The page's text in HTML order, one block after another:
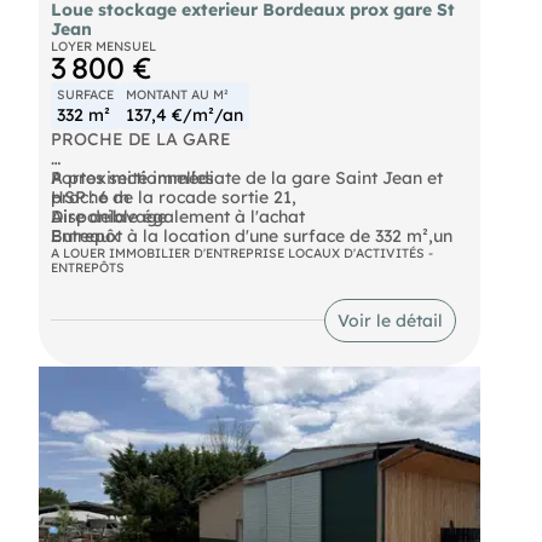
Conditions financièresLoyer mensuel : 600 € HT /
mois.
Taxe Foncière : Refacturée au locataire. Avantage
fiscal : Exonération de taxe foncière durant les 2
premières années.
Contact & Visites 
- Loyer annuel : 7200 € HT
- Honoraires : 30% HT à la charge du preneur (soit
2 160,00 € HT)
Loue stockage exterieur Bordeaux prox gare St
Jean
LOYER MENSUEL
3 800 €
SURFACE
332 m²
MONTANT AU M²
137,4 €/m²/an
PROCHE DE LA GARE
A proximité immédiate de la gare Saint Jean et
proche de la rocade sortie 21,
Entrepôt à la location d'une surface de 332 m²,un
stockage extérieur de 430 m² environ
Portes sectionnelles
HSP : 6 m
Aire delavage
Bureaux
Locaux sociaux
Stockage extérieur
Disponible également à l'achat
Disponibilité : Immédiate
Contactez-nous pour plus d'informations !
est exposé sont disponibles sur le site Géorisques :
A LOUER IMMOBILIER D'ENTREPRISE LOCAUX D'ACTIVITÉS -
ENTREPÔTS
Voir le détail